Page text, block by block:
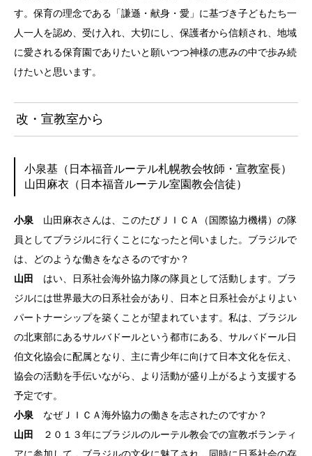
す。保育の理念である「謙遜・献身・愛」に基づき子どもたち一
人一人を認め、受け入れ、大切にし、保護者から信頼され、地域
に愛される保育園でありたいと願いつつ神様の恵みの中で歩み続
けたいと思います。
改・宣教室から
小泉基（日本福音ルーテル札幌教会牧師・宣教室長）
山田麻衣（日本福音ルーテル室園教会信徒）
小泉 山田麻衣さんは、このたびＪＩＣＡ（国際協力機構）の隊
員としてブラジルに行くことになったと伺いました。ブラジルで
は、どのような働きをなさるのですか？
山田
はい、日系社会海外協力隊の隊員として活動します。ブラ
ジルには世界最大の日系社会があり、日本と日系社会がよりよい
パートナーシップを築くことが望まれています。私は、ブラジル
の北東部にあるサルバドールという都市にある、サルバドール日
伯文化協会に配属となり、主に青少年に向けて日本文化を伝え、
協会の活動を手伝いながら、より活動が盛り上がるよう支援する
予定です。
小泉 なぜＪＩＣＡ海外協力の働きを志されたのですか？
山田
２０１３年にブラジルのルーテル教会での宣教ボランティ